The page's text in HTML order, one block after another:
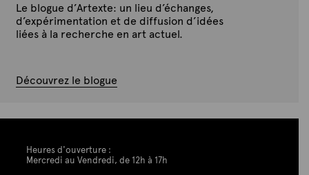
Le blogue d’Artexte: un lieu d’échanges,
d’expérimentation et de diffusion d’idées
liées à la recherche en art actuel.
Découvrez le blogue
Heures d'ouverture :
Mercredi au Vendredi, de 12h à 17h